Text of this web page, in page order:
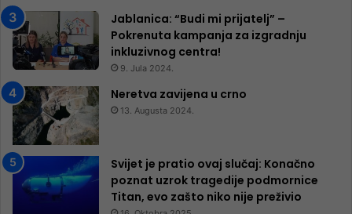
Jablanica: “Budi mi prijatelj” –
Pokrenuta kampanja za izgradnju
inkluzivnog centra!
9. Jula 2024.
Neretva zavijena u crno
13. Augusta 2024.
Svijet je pratio ovaj slučaj: Konačno
poznat uzrok tragedije podmornice
Titan, evo zašto niko nije preživio